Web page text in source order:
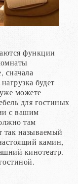
функции
сначала
будет
можете
для гостиных
с вашим
там
так называемый
камин,
кинотеатр.